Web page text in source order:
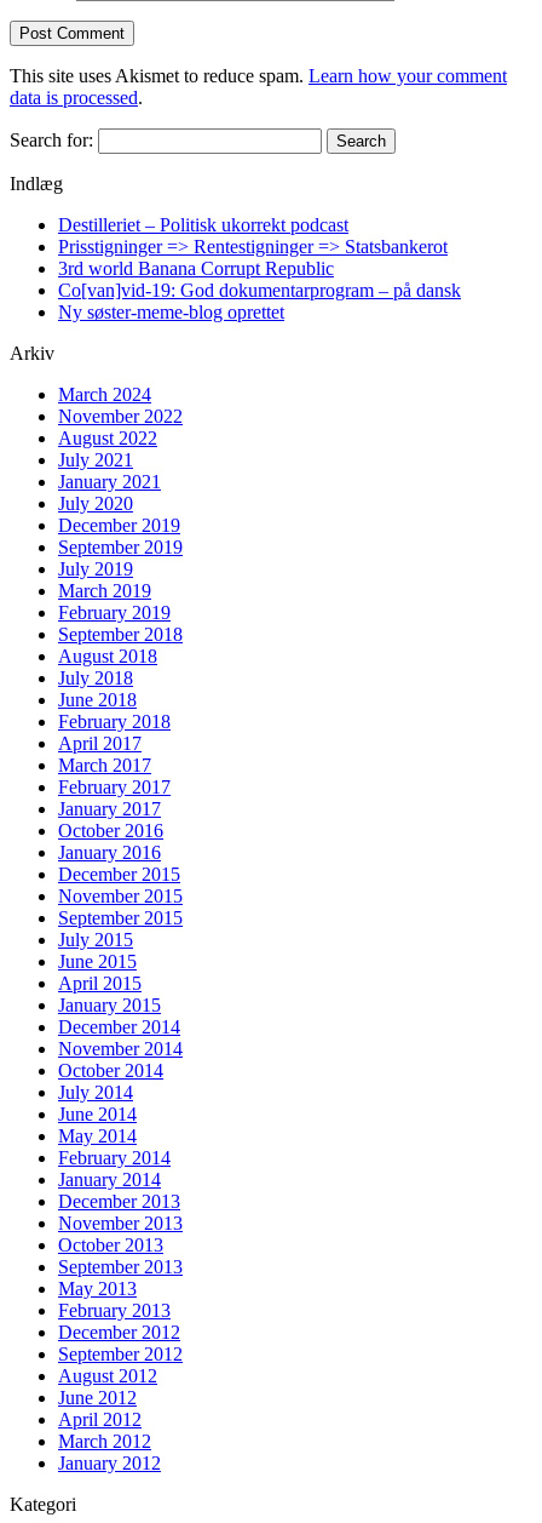
This site uses Akismet to reduce spam. Learn how your comment
data is processed.
Search for:
Indlæg
Destilleriet – Politisk ukorrekt podcast
Prisstigninger => Rentestigninger => Statsbankerot
3rd world Banana Corrupt Republic
Co[van]vid-19: God dokumentarprogram – på dansk
Ny søster-meme-blog oprettet
Arkiv
March 2024
November 2022
August 2022
July 2021
January 2021
July 2020
December 2019
September 2019
July 2019
March 2019
February 2019
September 2018
August 2018
July 2018
June 2018
February 2018
April 2017
March 2017
February 2017
January 2017
October 2016
January 2016
December 2015
November 2015
September 2015
July 2015
June 2015
April 2015
January 2015
December 2014
November 2014
October 2014
July 2014
June 2014
May 2014
February 2014
January 2014
December 2013
November 2013
October 2013
September 2013
May 2013
February 2013
December 2012
September 2012
August 2012
June 2012
April 2012
March 2012
January 2012
Kategori